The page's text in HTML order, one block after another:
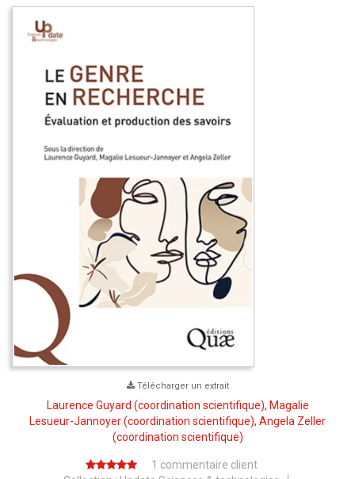
Télécharger un extrait
Laurence Guyard (coordination scientifique), Magalie
Lesueur-Jannoyer(coordination scientifique), Angela Zeller
(coordination scientifique)
1 commentaire client